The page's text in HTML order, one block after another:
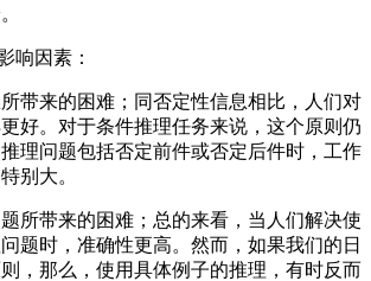
因素：
来的困难；同否定性信息相比，人们对
好。对于条件推理任务来说，这个原则仍
理问题包括否定前件或否定后件时，工作
别大。
带来的困难；总的来看，当人们解决使
题时，准确性更高。然而，如果我们的日
，那么，使用具体例子的推理，有时反而